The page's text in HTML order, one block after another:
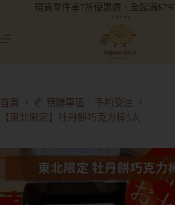
現貨單件享7折優惠價、全館滿
首頁
🥐 預購專區┊予約受注
【東北限定】牡丹餅巧克力棒5入